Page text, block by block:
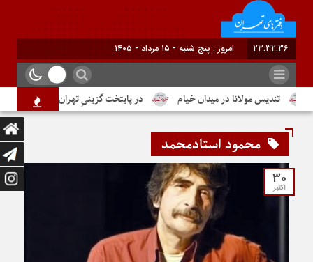
23:32:37 امروز : پنج شنبه - ۱۵ مرداد - ۱۴۰۵
تندیس مولانا در میدان خیام در پایتخت گزینیِ تهران
محمود استادمحمد
30
اکتبر